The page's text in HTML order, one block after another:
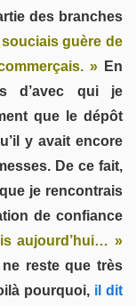
des branches
guère de
»En
d’avec qui je
que le dépôt
y avait encore
De ce fait,
je rencontrais
de confiance
aujourd’hui… »
reste que très
pourquoi, il dit